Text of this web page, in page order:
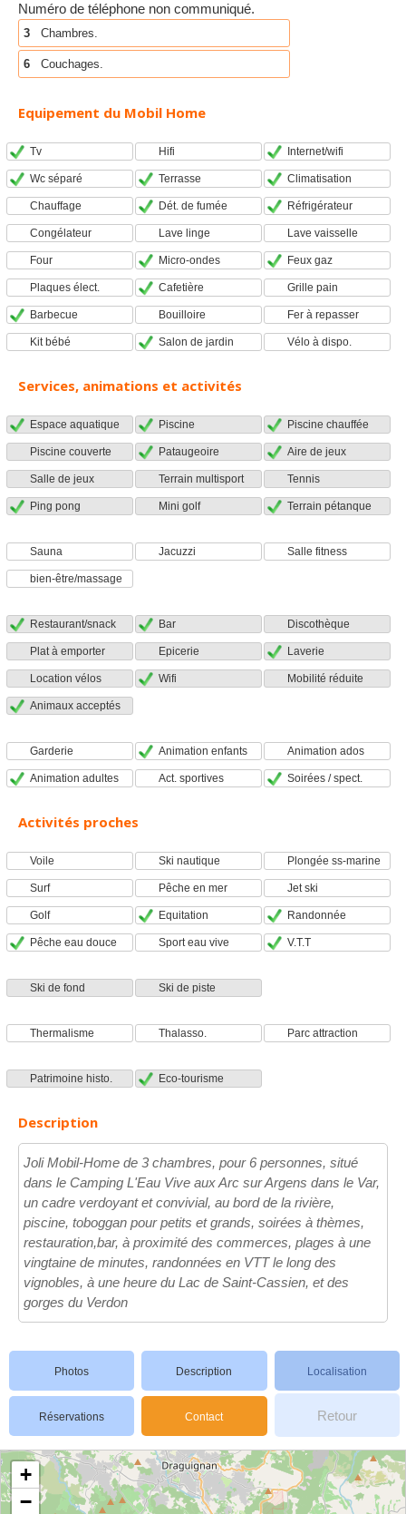
Numéro de téléphone non communiqué.
3 Chambres.
6 Couchages.
Equipement du Mobil Home
Tv Hifi Internet/wifi
Wc séparé Terrasse Climatisation
Chauffage Dét. de fumée Réfrigérateur
Congélateur Lave linge Lave vaisselle
Four Micro-ondes Feux gaz
Plaques élect. Cafetière Grille pain
Barbecue Bouilloire Fer à repasser
Kit bébé Salon de jardin Vélo à dispo.
Services, animations et activités
Espace aquatique Piscine Piscine chauffée
Piscine couverte Pataugeoire Aire de jeux
Salle de jeux Terrain multisport Tennis
Ping pong Mini golf Terrain pétanque
Sauna Jacuzzi Salle fitness
bien-être/massage
Restaurant/snack Bar Discothèque
Plat à emporter Epicerie Laverie
Location vélos Wifi Mobilité réduite
Animaux acceptés
Garderie Animation enfants Animation ados
Animation adultes Act. sportives Soirées / spect.
Activités proches
Voile Ski nautique Plongée ss-marine
Surf Pêche en mer Jet ski
Golf Equitation Randonnée
Pêche eau douce Sport eau vive V.T.T
Ski de fond Ski de piste
Thermalisme Thalasso. Parc attraction
Patrimoine histo. Eco-tourisme
Description
Joli Mobil-Home de 3 chambres, pour 6 personnes, situé
dans le Camping L'Eau Vive aux Arc sur Argens dans le Var,
un cadre verdoyant et convivial, au bord de la rivière,
piscine, toboggan pour petits et grands, soirées à thèmes,
restauration,bar, à proximité des commerces, plages à une
vingtaine de minutes, randonnées en VTT le long des
vignobles, à une heure du Lac de Saint-Cassien, et des
gorges du Verdon
Photos Description Localisation
Réservations Contact Retour
+
−